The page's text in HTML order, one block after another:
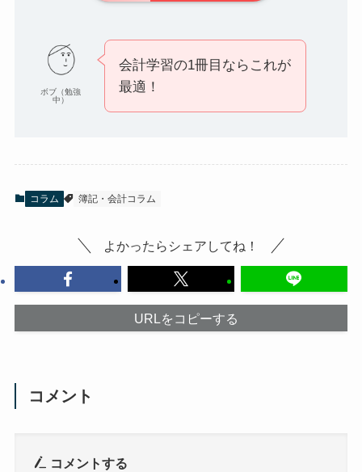
ボブ（勉強
中）
会計学習の1冊目ならこれが
最適！
コラム 簿記・会計コラム
よかったらシェアしてね！
URLをコピーする
コメント
コメントする